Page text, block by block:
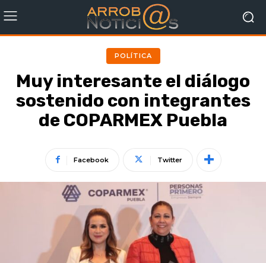
POLÍTICA
Muy interesante el diálogo
sostenido con integrantes
de COPARMEX Puebla
Facebook Twitter